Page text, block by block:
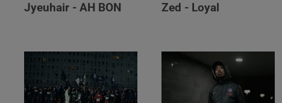
Jyeuhair - AH BON Zed - Loyal